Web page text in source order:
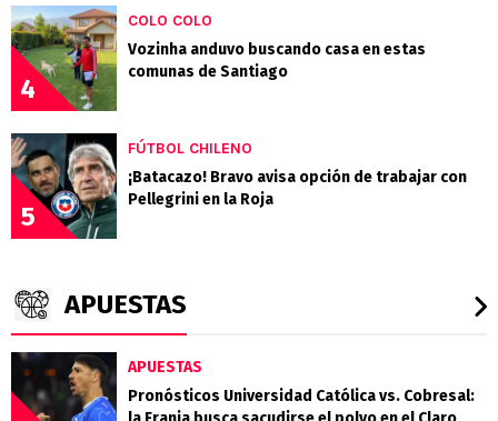
4
COLO COLO
Vozinha anduvo buscando casa en estas
comunas de Santiago
5
FÚTBOL CHILENO
¡Batacazo! Bravo avisa opción de trabajar con
Pellegrini en la Roja
APUESTAS
APUESTAS
Pronósticos Universidad Católica vs. Cobresal: